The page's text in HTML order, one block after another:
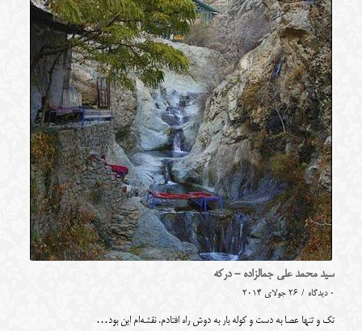
سید محمد علی جمالزاده - درکه
0 دیدگاه / 26 جولای 2014
تک و تنها عصا به دست و کوله بار به دوش راه افتادم. نقشه‌ام این بود…